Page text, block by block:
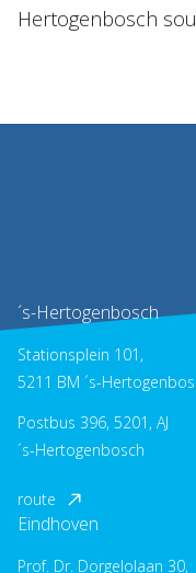
Hertogenbosch
´s-Hertogenbosch
Stationsplein 101,
5211 BM ´s-
Postbus 396, 5201, AJ
´s-Hertogenbosch
route
Eindhoven
Prof. Dr. Dorgelolaan 30,